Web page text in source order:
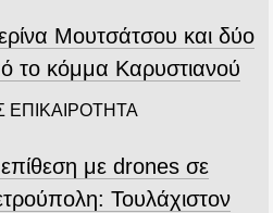
Μουτσάτσου και δύο
το κόμμα Καρυστιανού
ΕΠΙΚΑΙΡΟΤΗΤΑ
με drones σε
Τουλάχιστον